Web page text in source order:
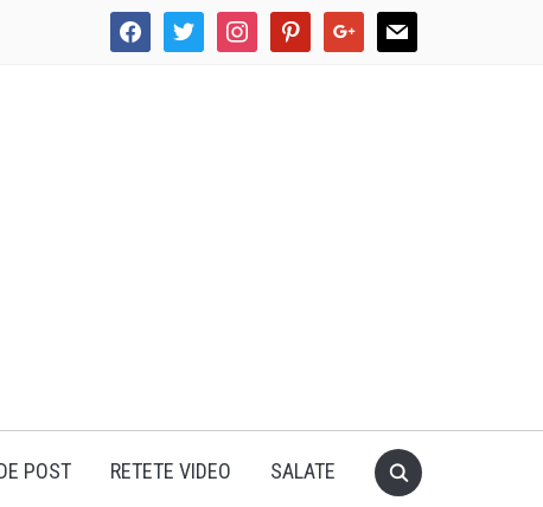
facebooktwitter instagrampinterestgoogle mail
POST RETETE VIDEO SALATE